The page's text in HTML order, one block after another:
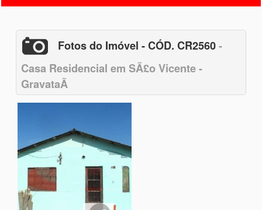
Fotos do Imóvel - CÓD. CR2560-
Casa Residencial em SÃ£o Vicente -
GravataÃ­